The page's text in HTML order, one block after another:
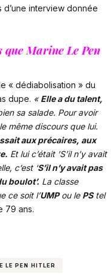
d’une interview donnée
Marine Le Pen
« dédiabolisation » du
dupe. «Elle a du talent,
sa salade. Pour avoir
même discours que lui.
aux précaires, aux
Et lui c’était ‘S’il n’y avait
c’est ‘S’il n’y avait pas
boulot’. La classe
ce soit l’UMPou le PStel
79 ans.
LE PEN HITLER